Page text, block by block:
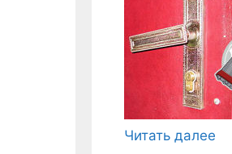
Читать далее